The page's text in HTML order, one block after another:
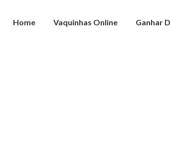
Home Vaquinhas Online Ganhar